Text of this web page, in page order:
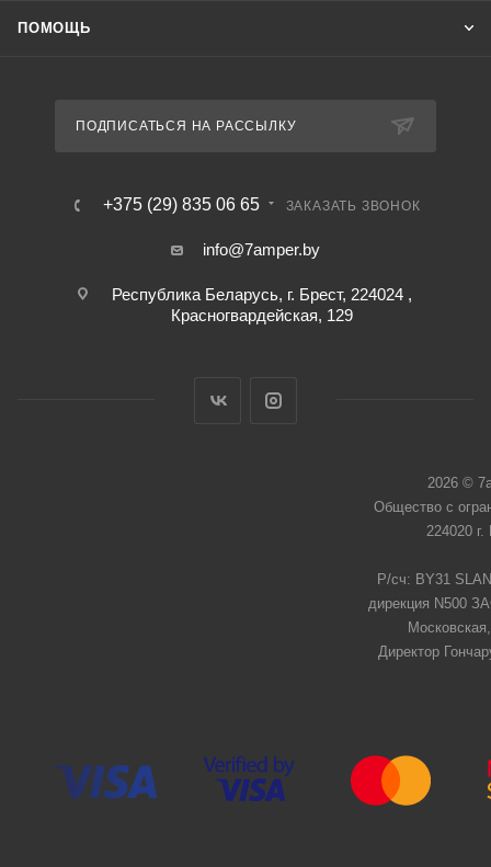
ПОМОЩЬ
ПОДПИСАТЬСЯ НА РАССЫЛКУ
+375 (29) 835 06 65 ЗАКАЗАТЬ ЗВОНОК
info@7amper.by
Республика Беларусь, г. Брест, 224024 ,
Красногвардейская, 129
2026 ©
Общество с
224020
Р/сч: BY31
дирекция N500
Директор